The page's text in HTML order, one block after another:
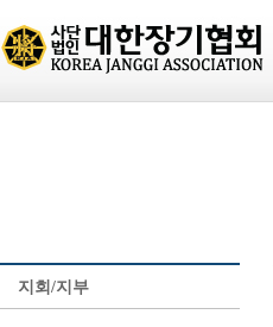
지회/지부